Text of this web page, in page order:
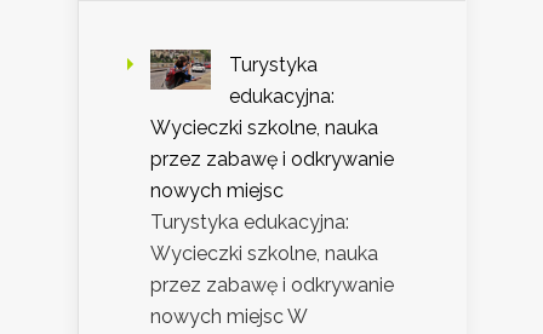
Turystyka
edukacyjna:
Wycieczki szkolne, nauka
przez zabawę i odkrywanie
nowych miejsc
Turystyka edukacyjna:
Wycieczki szkolne, nauka
przez zabawę i odkrywanie
nowych miejsc W